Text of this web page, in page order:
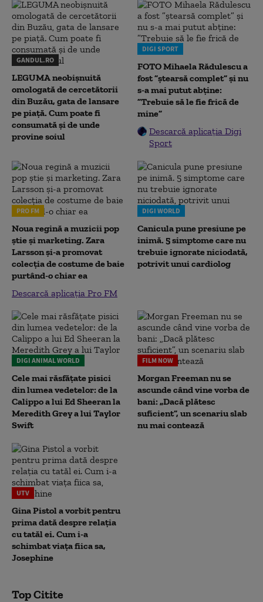
GANDUL.RO
LEGUMA neobișnuită
omologată de cercetătorii
din Buzău, gata de lansare
pe piață. Cum poate fi
consumată și de unde
provine soiul
DIGI SPORT
FOTO Mihaela Rădulescu a
fost ”ștearsă complet” și nu
s-a mai putut abține:
”Trebuie să le fie frică de
mine”
Descarcă aplicația Digi
Sport
PRO FM
Noua regină a muzicii pop
știe și marketing. Zara
Larsson și-a promovat
colecția de costume de baie
purtând-o chiar ea
Descarcă aplicația Pro FM
DIGI WORLD
Canicula pune presiune pe
inimă. 5 simptome care nu
trebuie ignorate niciodată,
potrivit unui cardiolog
DIGI ANIMAL WORLD
Cele mai răsfățate pisici
din lumea vedetelor: de la
Calippo a lui Ed Sheeran la
Meredith Grey a lui Taylor
Swift
FILM NOW
Morgan Freeman nu se
ascunde când vine vorba de
bani: „Dacă plătesc
suficient”, un scenariu slab
nu mai contează
UTV
Gina Pistol a vorbit pentru
prima dată despre relația
cu tatăl ei. Cum i-a
schimbat viața fiica sa,
Josephine
Top Citite